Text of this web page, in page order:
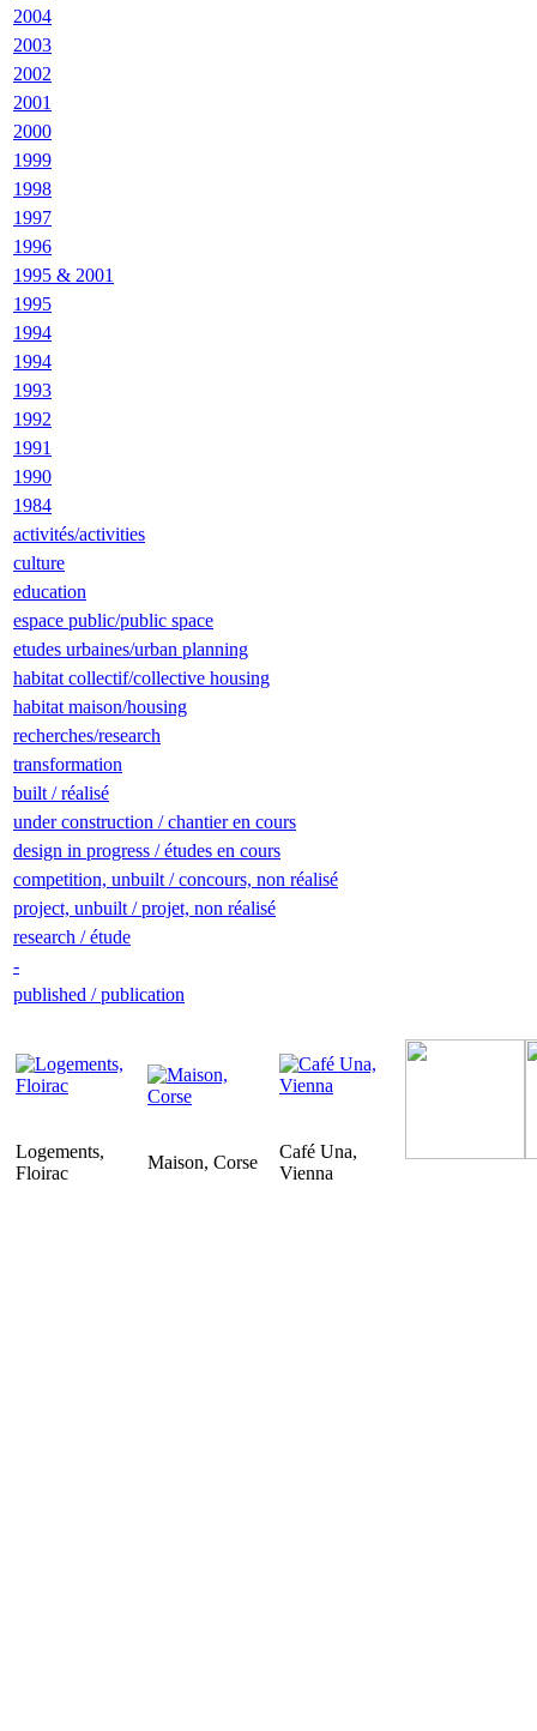
2004
2003
2002
2001
2000
1999
1998
1997
1996
1995 & 2001
1995
1994
1994
1993
1992
1991
1990
1984
activités/activities
culture
education
espace public/public space
etudes urbaines/urban planning
habitat collectif/collective housing
habitat maison/housing
recherches/research
transformation
built / réalisé
under construction / chantier en cours
design in progress / études en cours
competition, unbuilt / concours, non réalisé
project, unbuilt / projet, non réalisé
research / étude
-
published / publication
Logements,
Floirac
Maison, Corse
Café Una,
Vienna